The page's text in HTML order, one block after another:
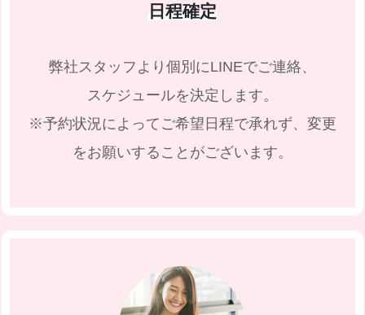
日程確定
弊社スタッフより個別にLINEでご連絡、
スケジュールを決定します。
※予約状況によってご希望日程で承れず、変更
をお願いすることがございます。